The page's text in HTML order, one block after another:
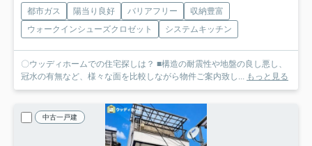
都市ガス 陽当り良好 バリアフリー
収納豊富
ウォークインシューズクロゼット
システムキッチン
〇ウッディホームでの住宅探しは？ ■構造の耐震性や地盤の良し悪し、
冠水の有無など、様々な面を比較しながら物件ご案内致し... もっと見る
中古一戸建